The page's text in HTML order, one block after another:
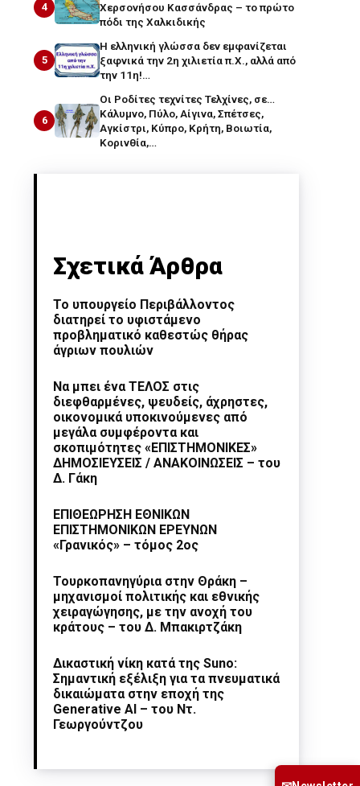
4
Χερσονήσου Κασσάνδρας – το πρώτο
πόδι της Χαλκιδικής
5
Η ελληνική γλώσσα δεν εμφανίζεται
ξαφνικά την 2η χιλιετία π.Χ., αλλά από
την 11η!…
6
Οι Ροδίτες τεχνίτες Τελχίνες, σε…
Κάλυμνο, Πύλο, Αίγινα, Σπέτσες,
Αγκίστρι, Κύπρο, Κρήτη, Βοιωτία,
Κορινθία,…
Σχετικά Άρθρα
Το υπουργείο Περιβάλλοντος
διατηρεί το υφιστάμενο
προβληματικό καθεστώς θήρας
άγριων πουλιών
Να μπει ένα ΤΕΛΟΣ στις
διεφθαρμένες, ψευδείς, άχρηστες,
οικονομικά υποκινούμενες από
μεγάλα συμφέροντα και
σκοπιμότητες «ΕΠΙΣΤΗΜΟΝΙΚΕΣ»
ΔΗΜΟΣΙΕΥΣΕΙΣ / ΑΝΑΚΟΙΝΩΣΕΙΣ – του
Δ. Γάκη
ΕΠΙΘΕΩΡΗΣΗ ΕΘΝΙΚΩΝ
ΕΠΙΣΤΗΜΟΝΙΚΩΝ ΕΡΕΥΝΩΝ
«Γρανικός» – τόμος 2ος
Τουρκοπανηγύρια στην Θράκη –
μηχανισμοί πολιτικής και εθνικής
χειραγώγησης, με την ανοχή του
κράτους – του Δ. Μπακιρτζάκη
Δικαστική νίκη κατά της Suno:
Σημαντική εξέλιξη για τα πνευματικά
δικαιώματα στην εποχή της
Generative AI – του Ντ.
Γεωργούντζου